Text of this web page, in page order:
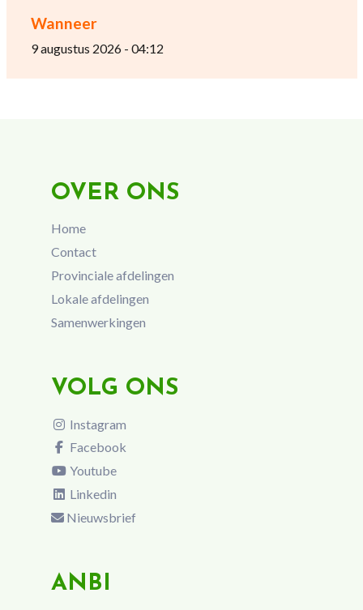
Wanneer
9 augustus 2026 - 04:12
OVER ONS
Home
Contact
Provinciale afdelingen
Lokale afdelingen
Samenwerkingen
VOLG ONS
Instagram
Facebook
Youtube
Linkedin
Nieuwsbrief
ANBI